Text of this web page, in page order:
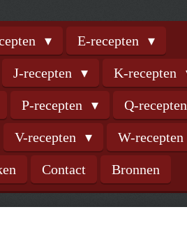
E-recepten
J-recepten K-recepten
P-recepten Q-recepten
V-recepten W-recepten
Contact Bronnen